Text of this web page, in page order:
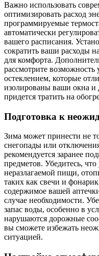
Важно использовать
оптимизировать расход
программируемые
автоматически
вашего расписания.
сократить ваши расходы
для комфорта.
рассмотрите
остеклением, которые
изолированы ваши окна и
придется тратить на
Подготовка к
Зима может принести не
снегопады или
рекомендуется заранее
предметов. Убедитесь, что
неразлагаемой пищи,
таких как свечи и
содержимое вашей
случае необходимости.
запас воды, особенно в
нарушаются дорожные
вы сможете избежать
ситуацией.